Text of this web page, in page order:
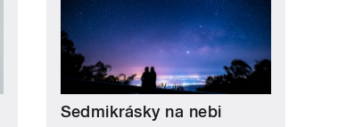
Sedmikrásky na nebi